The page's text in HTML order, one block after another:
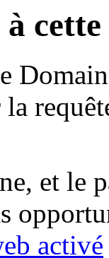
la
et le
activé